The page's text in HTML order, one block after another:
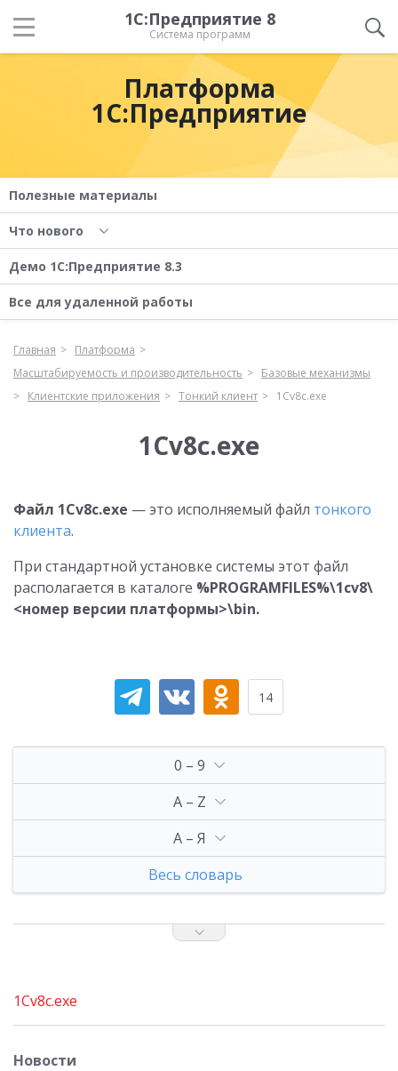
1С:Предприятие 8
Система программ
Платформа
1С:Предприятие
Полезные материалы
Что нового
Демо 1С:Предприятие 8.3
Все для удаленной работы
Главная
Платформа
Масштабируемость и производительность
Базовые механизмы
Клиентские приложения
Тонкий клиент 1Cv8с.exe
1Cv8с.exe
Файл 1Cv8с.exe — это исполняемый файл тонкого
клиента.
При стандартной установке системы этот файл
располагается в каталоге %PROGRAMFILES%\1cv8\
<номер версии платформы>\bin.
14
0 – 9
A – Z
А – Я
Весь словарь
1Cv8с.exe
Новости